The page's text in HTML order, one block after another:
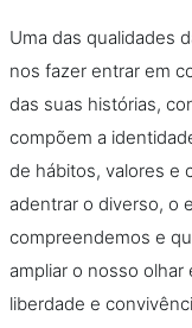
Uma das qualidades
nos fazer entrar em
das suas histórias,
compõem a
de hábitos, valores e
adentrar o diverso, o
compreendemos e
ampliar o nosso
liberdade e